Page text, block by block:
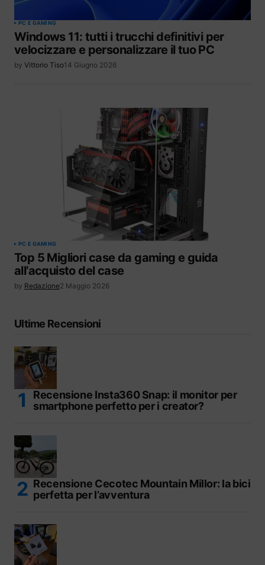
PC E GAMING
Windows 11: tutti i trucchi definitivi per
velocizzare e personalizzare il tuo PC
by Vittorio Tiso14 Giugno 2026
PC E GAMING
Top 5 Migliori case da gaming e guida
all’acquisto del case
by Redazione2 Maggio 2026
Ultime Recensioni
Recensione Insta360 Snap: il monitor per
smartphone perfetto per i creator?
Recensione Cecotec Mountain Millor: la bici
perfetta per l’avventura